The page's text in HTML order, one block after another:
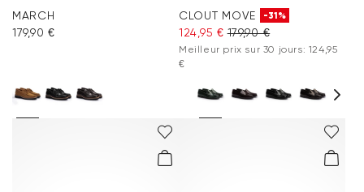
MARCH
179,90 €
CLOUT MOVE -31%
124,95 € 179,90 €
Meilleur prix sur 30 jours: 124,95
€